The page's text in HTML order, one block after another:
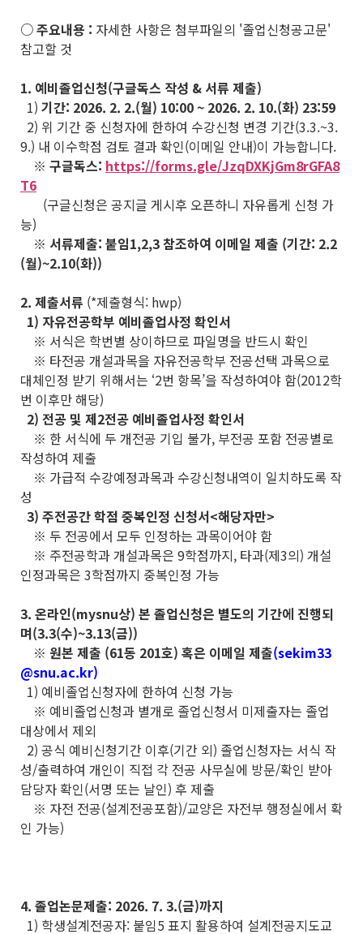
○ 주요내용 : 자세한 사항은 첨부파일의 '졸업신청공고문'
참고할 것
1. 예비졸업신청(구글독스 작성 & 서류 제출)
1) 기간: 2026. 2. 2.(월) 10:00 ~ 2026. 2. 10.(화) 23:59
2) 위 기간 중 신청자에 한하여 수강신청 변경 기간(3.3.~3.
9.) 내 이수학점 검토 결과 확인(이메일 안내)이 가능합니다.
※ 구글독스: https://forms.gle/JzqDXKjGm8rGFA8
T6
(구글신청은 공지글 게시후 오픈하니 자유롭게 신청 가
능)
※ 서류제출: 붙임1,2,3 참조하여 이메일 제출 (기간: 2.2
(월)~2.10(화))
2. 제출서류 (*제출형식: hwp)
1) 자유전공학부 예비졸업사정 확인서
※ 서식은 학번별 상이하므로 파일명을 반드시 확인
※ 타전공 개설과목을 자유전공학부 전공선택 과목으로
대체인정 받기 위해서는 ‘2번 항목’을 작성하여야 함(2012학
번 이후만 해당)
2) 전공 및 제2전공 예비졸업사정 확인서
※ 한 서식에 두 개전공 기입 불가, 부전공 포함 전공별로
작성하여 제출
※ 가급적 수강예정과목과 수강신청내역이 일치하도록 작
성
3) 주전공간 학점 중복인정 신청서<해당자만>
※ 두 전공에서 모두 인정하는 과목이어야 함
※ 주전공학과 개설과목은 9학점까지, 타과(제3의) 개설
인정과목은 3학점까지 중복인정 가능
3. 온라인(mysnu상) 본 졸업신청은 별도의 기간에 진행되
며(3.3(수)~3.13(금))
※ 원본 제출 (61동 201호) 혹은 이메일 제출(sekim33
@snu.ac.kr)
1) 예비졸업신청자에 한하여 신청 가능
※ 예비졸업신청과 별개로 졸업신청서 미제출자는 졸업
대상에서 제외
2) 공식 예비신청기간 이후(기간 외) 졸업신청자는 서식 작
성/출력하여 개인이 직접 각 전공 사무실에 방문/확인 받아
담당자 확인(서명 또는 날인) 후 제출
※ 자전 전공(설계전공포함)/교양은 자전부 행정실에서 확
인 가능)
4. 졸업논문제출: 2026. 7. 3.(금)까지
1) 학생설계전공자: 붙임5 표지 활용하여 설계전공지도교